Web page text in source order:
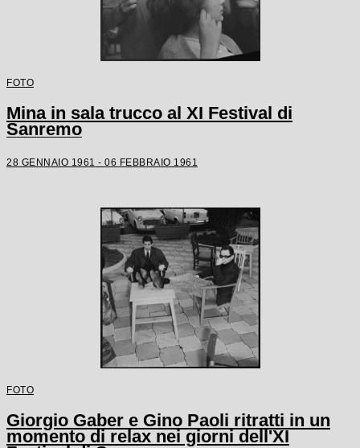
FOTO
Mina in sala trucco al XI Festival di
Sanremo
28 GENNAIO 1961 - 06 FEBBRAIO 1961
FOTO
Giorgio Gaber e Gino Paoli ritratti in un
momento di relax nei giorni dell'XI